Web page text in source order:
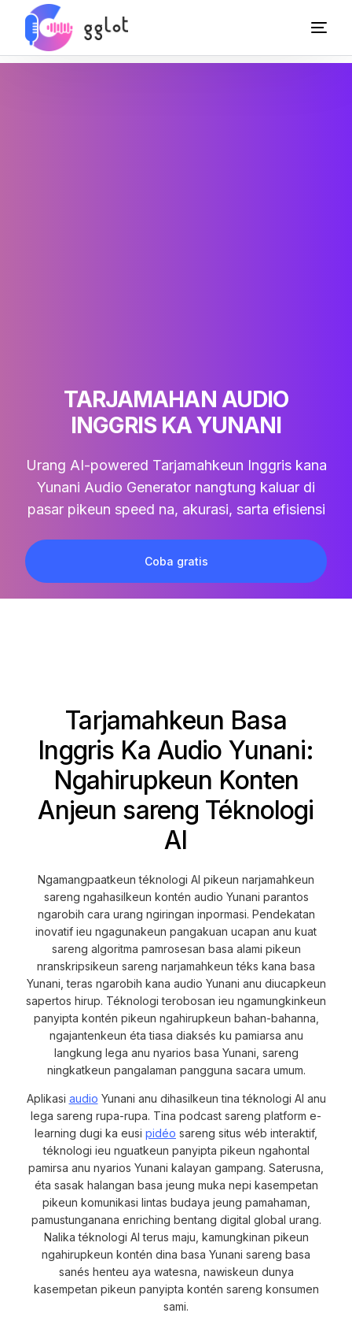
TARJAMAHAN AUDIO
INGGRIS KA YUNANI
Urang AI-powered Tarjamahkeun Inggris kana
Yunani Audio Generator nangtung kaluar di
pasar pikeun speed na, akurasi, sarta efisiensi
Coba gratis
Tarjamahkeun Basa
Inggris Ka Audio Yunani:
Ngahirupkeun Konten
Anjeun sareng Téknologi
AI
Ngamangpaatkeun téknologi AI pikeun narjamahkeun
sareng ngahasilkeun kontén audio Yunani parantos
ngarobih cara urang ngiringan inpormasi. Pendekatan
inovatif ieu ngagunakeun pangakuan ucapan anu kuat
sareng algoritma pamrosesan basa alami pikeun
nranskripsikeun sareng narjamahkeun téks kana basa
Yunani, teras ngarobih kana audio Yunani anu diucapkeun
sapertos hirup. Téknologi terobosan ieu ngamungkinkeun
panyipta kontén pikeun ngahirupkeun bahan-bahanna,
ngajantenkeun éta tiasa diaksés ku pamiarsa anu
langkung lega anu nyarios basa Yunani, sareng
ningkatkeun pangalaman pangguna sacara umum.
Aplikasi audio Yunani anu dihasilkeun tina téknologi AI anu
lega sareng rupa-rupa. Tina podcast sareng platform e-
learning dugi ka eusi pidéo sareng situs wéb interaktif,
téknologi ieu nguatkeun panyipta pikeun ngahontal
pamirsa anu nyarios Yunani kalayan gampang. Saterusna,
éta sasak halangan basa jeung muka nepi kasempetan
pikeun komunikasi lintas budaya jeung pamahaman,
pamustunganana enriching bentang digital global urang.
Nalika téknologi AI terus maju, kamungkinan pikeun
ngahirupkeun kontén dina basa Yunani sareng basa
sanés henteu aya watesna, nawiskeun dunya
kasempetan pikeun panyipta kontén sareng konsumen
sami.